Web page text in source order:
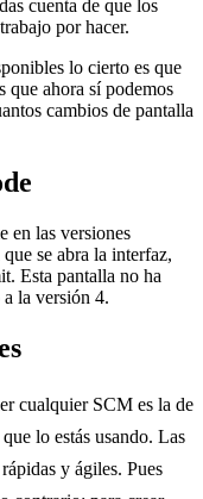
cuenta de que los
por hacer.
lo cierto es que
que ahora sí podemos
cambios de pantalla
en las versiones
se abra la interfaz,
Esta pantalla no ha
la versión 4.
cualquier SCM es la de
lo estás usando. Las
y ágiles. Pues